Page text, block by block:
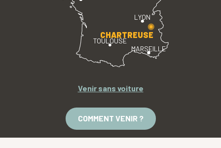
LYON
TOULOUSE
MARSEILLE
CHARTREUSE
Venir sans voiture
COMMENT VENIR ?